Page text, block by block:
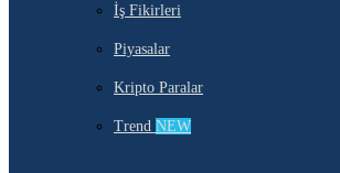
İş Fikirleri
Piyasalar
Kripto Paralar
Trend NEW